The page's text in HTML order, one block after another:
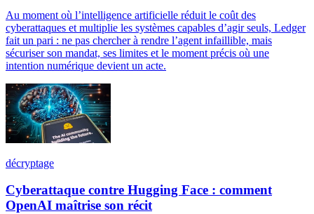
Au moment où l’intelligence artificielle réduit le coût des
cyberattaques et multiplie les systèmes capables d’agir seuls, Ledger
fait un pari : ne pas chercher à rendre l’agent infaillible, mais
sécuriser son mandat, ses limites et le moment précis où une
intention numérique devient un acte.
décryptage
Cyberattaque contre Hugging Face : comment
OpenAI maîtrise son récit